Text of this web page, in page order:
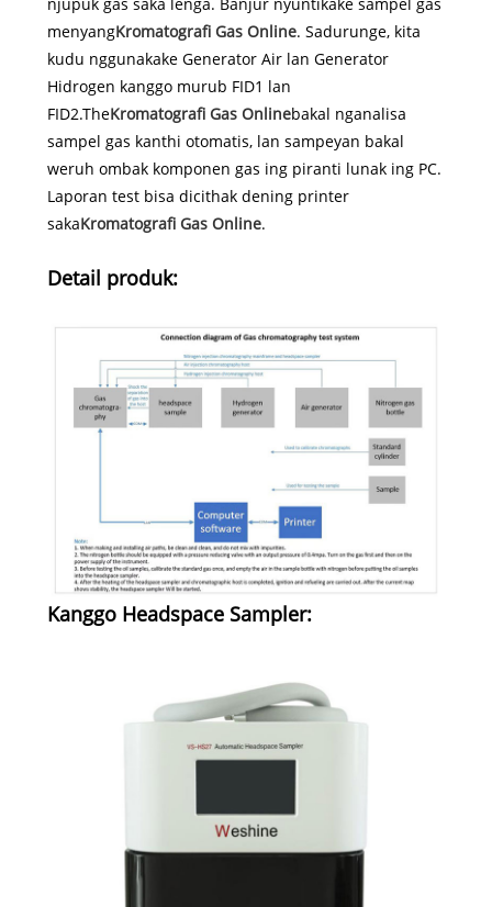
menyangKromatografi Gas Online. Sadurunge, kita
kudu nggunakake Generator Air lan Generator
Hidrogen kanggo murub FID1 lan
FID2.TheKromatografi Gas Onlinebakal nganalisa
sampel gas kanthi otomatis, lan sampeyan bakal
weruh ombak komponen gas ing piranti lunak ing PC.
Laporan test bisa dicithak dening printer
sakaKromatografi Gas Online.
Detail produk:
Kanggo Headspace Sampler: